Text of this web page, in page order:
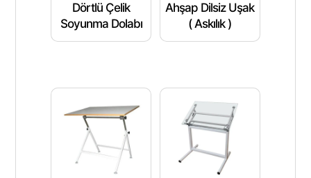
Dörtlü Çelik
Soyunma Dolabı
Ahşap Dilsiz Uşak
( Askılık )